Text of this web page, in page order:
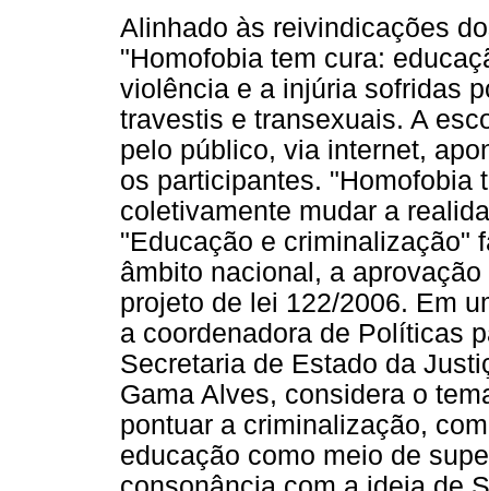
Alinhado às reivindicações
"Homofobia tem cura:
violência e a injúria sofridas
travestis e transexuais. A
pelo público, via internet,
os participantes. "Homofobia
coletivamente mudar a
"Educação e criminalização"
âmbito nacional, a
projeto de lei 122/2006. Em
a coordenadora de Políticas
Secretaria de Estado da
Gama Alves, considera o
pontuar a criminalização,
educação como meio de